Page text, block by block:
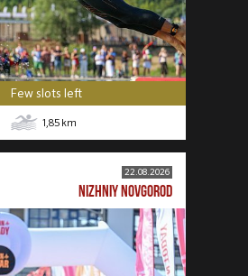
Few slots left
1,85 km
22.08.2026
NIZHNIY NOVGOROD